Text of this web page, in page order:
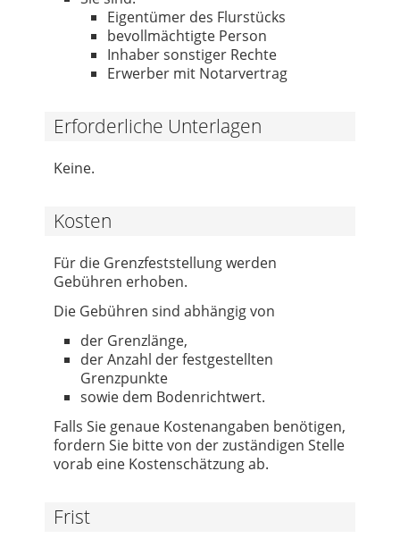
Eigentümer des Flurstücks
bevollmächtigte Person
Inhaber sonstiger Rechte
Erwerber mit Notarvertrag
Erforderliche Unterlagen
Keine.
Kosten
Für die Grenzfeststellung werden
Gebühren erhoben.
Die Gebühren sind abhängig von
der Grenzlänge,
der Anzahl der festgestellten
Grenzpunkte
sowie dem Bodenrichtwert.
Falls Sie genaue Kostenangaben benötigen,
fordern Sie bitte von der zuständigen Stelle
vorab eine Kostenschätzung ab.
Frist